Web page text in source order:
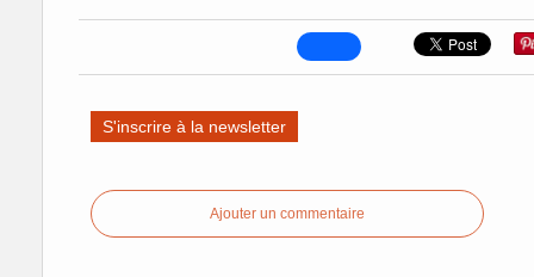
S'inscrire à la newsletter
Ajouter un commentaire